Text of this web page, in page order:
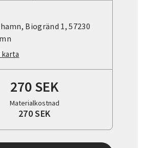
Biogränd 1, 57230
karta
270 SEK
Materialkostnad
270 SEK